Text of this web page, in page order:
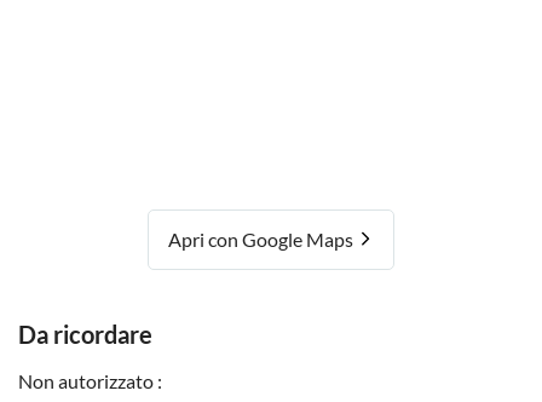
Apri con Google Maps
Da ricordare
Non autorizzato :